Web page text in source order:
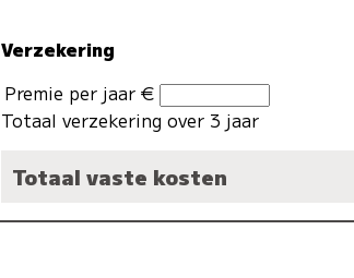
Verzekering
Premie per jaar €
Totaal verzekering over 3 jaar
Totaal vaste kosten